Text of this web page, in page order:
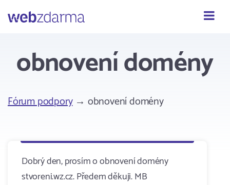
Webzdarma
obnovení domény
Fórum podpory→ obnovení domény
Dobrý den, prosím o obnovení domény
stvoreni.wz.cz. Předem děkuji. MB